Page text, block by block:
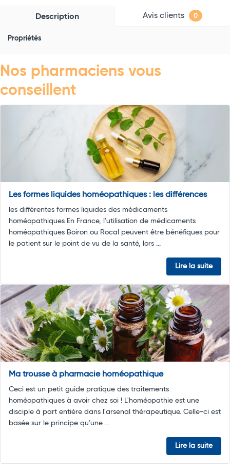
Description Avis clients 0
Propriétés
Nos pharmaciens vous
conseillent
Les formes liquides homéopathiques : les différences
les différentes formes liquides des médicaments
homéopathiques En France, l'utilisation de médicaments
homéopathiques Boiron ou Rocal peuvent être bénéfiques pour
le patient sur le point de vu de la santé, lors ...
Lire la suite
Ma trousse à pharmacie homéopathique
Ceci est un petit guide pratique des traitements
homéopathiques à avoir chez soi ! L'homéopathie est une
disciple à part entière dans l'arsenal thérapeutique. Celle-ci est
basée sur le principe qu'une ...
Lire la suite